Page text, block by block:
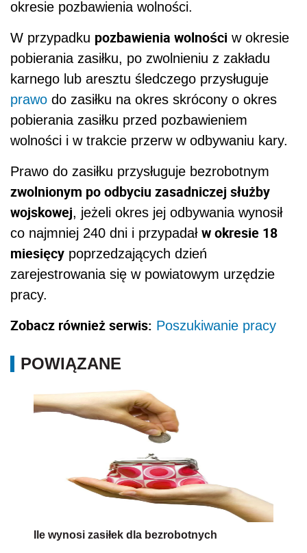
okresie pozbawienia wolności.
W przypadku pozbawienia wolności w okresie
pobierania zasiłku, po zwolnieniu z zakładu
karnego lub aresztu śledczego przysługuje
prawo do zasiłku na okres skrócony o okres
pobierania zasiłku przed pozbawieniem
wolności i w trakcie przerw w odbywaniu kary.
Prawo do zasiłku przysługuje bezrobotnym
zwolnionym po odbyciu zasadniczej służby
wojskowej, jeżeli okres jej odbywania wynosił
co najmniej 240 dni i przypadał w okresie 18
miesięcy poprzedzających dzień
zarejestrowania się w powiatowym urzędzie
pracy.
Zobacz również serwis: Poszukiwanie pracy
POWIĄZANE
Ile wynosi zasiłek dla bezrobotnych